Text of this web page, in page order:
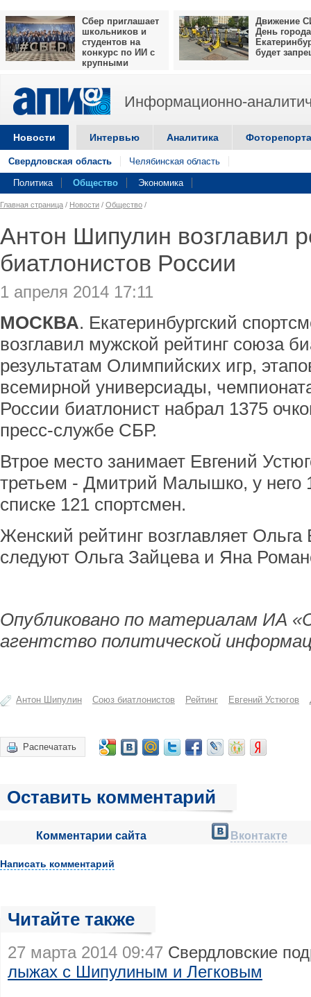
Сбер приглашает
школьников и
студентов на
конкурс по ИИ с
крупными
Движение
День города
будет
Информационно-
Новости Интервью Аналитика
Свердловская область Челябинская область
Политика Общество Экономика
Главная страница / Новости / Общество /
Антон Шипулин возглавил
биатлонистов России
1 апреля 2014 17:11
МОСКВА. Екатеринбургский
возглавил мужской рейтинг союза
результатам Олимпийских игр,
всемирной универсиады,
России биатлонист набрал 1375
пресс-службе СБР.
Втрое место занимает Евгений
третьем - Дмитрий Малышко, у него
списке 121 спортсмен.
Женский рейтинг возглавляет
следуют Ольга Зайцева и Яна
Опубликовано по материалам ИА
агентство политической
Антон Шипулин Союз биатлонистов Рейтинг Евгений Устюгов
Распечатать
Оставить комментарий
Комментарии сайта Вконтакте
Написать комментарий
Читайте также
27 марта 2014 09:47 Свердловские
лыжах с Шипулиным и Легковым